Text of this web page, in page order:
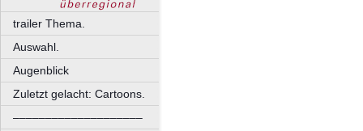
trailer Thema.
Auswahl.
Augenblick
Zuletzt gelacht: Cartoons.
––––––––––––––––––––